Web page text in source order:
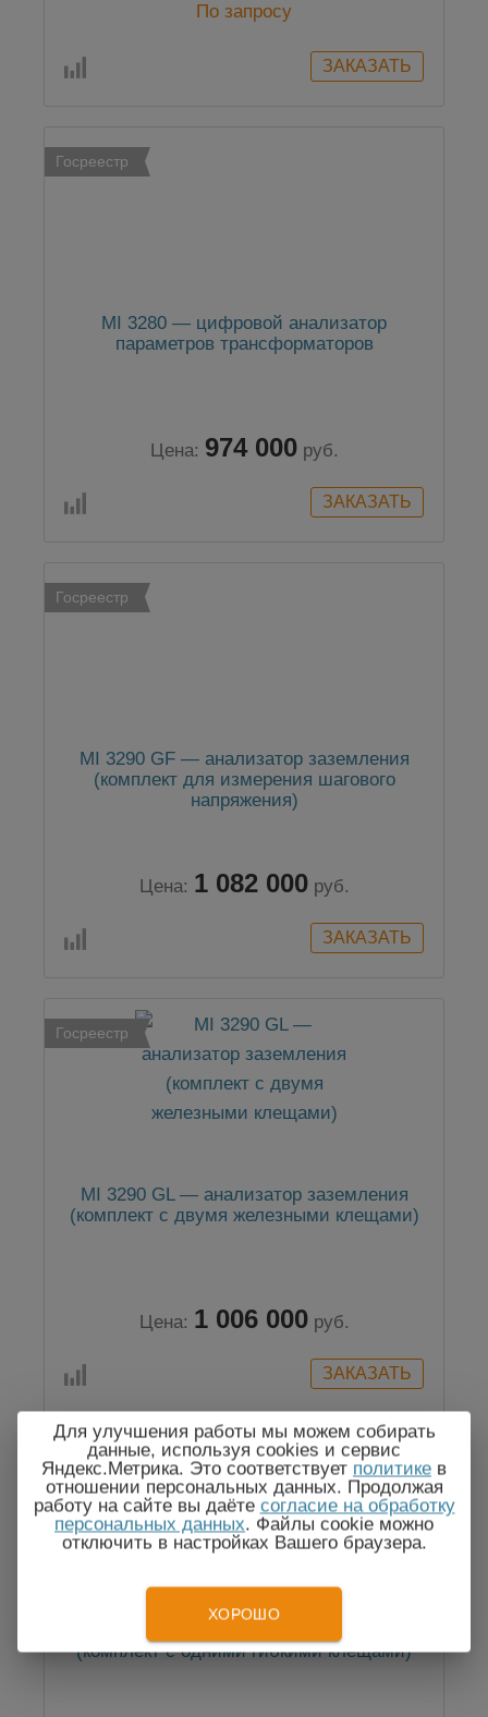
По запросу
Госреестр
MI 3280 — цифровой анализатор
параметров трансформаторов
Цена: 974 000 руб.
Госреестр
MI 3290 GF — анализатор заземления
(комплект для измерения шагового
напряжения)
Цена: 1 082 000 руб.
Госреестр
MI 3290 GL — анализатор заземления
(комплект с двумя железными клещами)
Цена: 1 006 000 руб.
Госреестр
(комплект с одними гибкими клещами)
Для улучшения работы мы можем собирать
данные, используя cookies и сервис
Яндекс.Метрика. Это соответствует политике в
отношении персональных данных. Продолжая
работу на сайте вы даёте согласие на обработку
персональных данных. Файлы cookie можно
отключить в настройках Вашего браузера.
ХОРОШО